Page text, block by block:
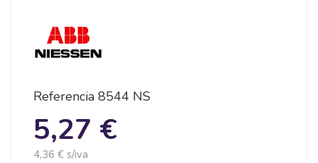
Referencia 8544 NS
5,27 €
4,36 € s/iva